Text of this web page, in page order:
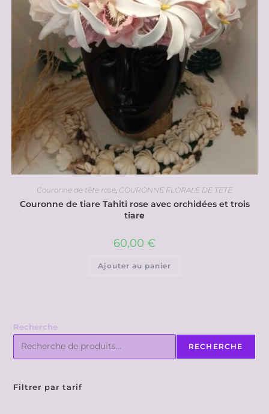
Couronne de tête rose, COURONNE FLORALE DE TETE
Couronne de tiare Tahiti rose avec orchidées et trois
tiare
60,00 €
Ajouter au panier
Recherche
RECHERCHE
Filtrer par tarif